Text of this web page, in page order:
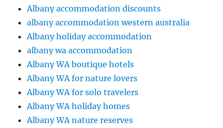
Albany accommodation discounts
albany accommodation western australia
Albany holiday accommodation
albany wa accommodation
Albany WA boutique hotels
Albany WA for nature lovers
Albany WA for solo travelers
Albany WA holiday homes
Albany WA nature reserves